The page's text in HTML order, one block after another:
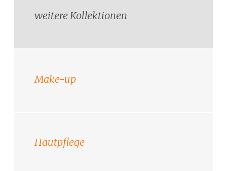
weitere Kollektionen
Make-up
Hautpflege